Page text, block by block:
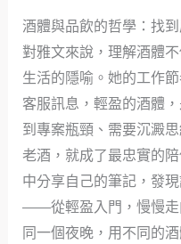
酒體與品飲的哲學：找
對雅文來說，理解酒體
生活的隱喻。她的工作
客服訊息，輕盈的酒體
到專案瓶頸、需要沉澱
老酒，就成了最忠實的
中分享自己的筆記，發
——從輕盈入門，慢慢走
同一個夜晚，用不同的